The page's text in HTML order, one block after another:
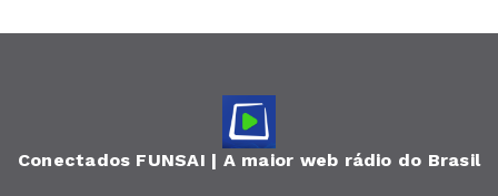
Conectados FUNSAI | A maior web rádio do Brasil